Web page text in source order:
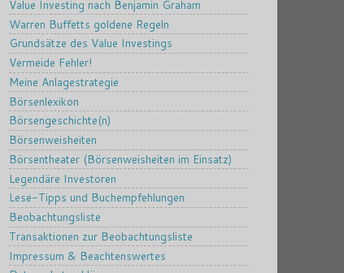
Value Investing nach Benjamin Graham
Warren Buffetts goldene Regeln
Grundsätze des Value Investings
Vermeide Fehler!
Meine Anlagestrategie
Börsenlexikon
Börsengeschichte(n)
Börsenweisheiten
Börsentheater (Börsenweisheiten im Einsatz)
Legendäre Investoren
Lese-Tipps und Buchempfehlungen
Beobachtungsliste
Transaktionen zur Beobachtungsliste
Impressum & Beachtenswertes